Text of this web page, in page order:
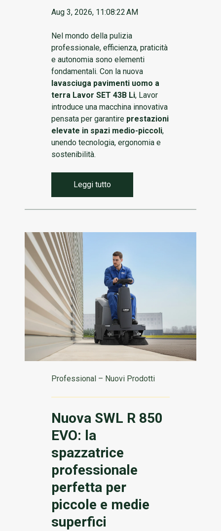
Aug 3, 2026, 11:08:22 AM
Nel mondo della pulizia
professionale, efficienza, praticità
e autonomia sono elementi
fondamentali. Con la nuova
lavasciuga pavimenti uomo a
terra Lavor SET 43B Li, Lavor
introduce una macchina innovativa
pensata per garantire prestazioni
elevate in spazi medio-piccoli,
unendo tecnologia, ergonomia e
sostenibilità.
Leggi tutto
Professional – Nuovi Prodotti
Nuova SWL R 850
EVO: la
spazzatrice
professionale
perfetta per
piccole e medie
superfici